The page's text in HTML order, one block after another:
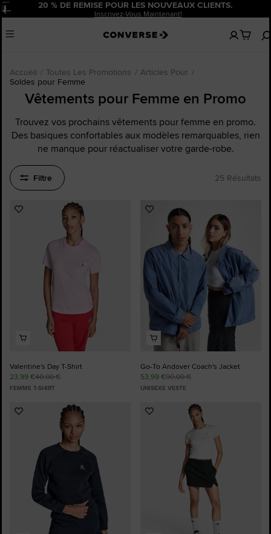
Pause 20 % DE REMISE POUR LES NOUVEAUX CLIENTS.
Inscrivez-Vous Maintenant!
Menu
Aucun
articles
Accueil Toutes Les Promotions
Articles Pour
Soldes pour Femme
Vêtements pour Femme en Promo
Trouvez vos prochains vêtements pour femme en promo.
Des basiques confortables aux modèles remarquables, rien
ne manque pour réactualiser votre garde-robe.
Filtre 25 Résultats
Ajouter
Valentine's Day T-Shirt
23,99 €40,00 €
FEMME T-SHIRT
Ajouter
favoris
Go-To Andover Coach's Jacket
53,99 €90,00 €
UNISEXE VESTE
Ajouter
Ajouter